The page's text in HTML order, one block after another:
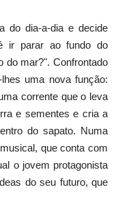
do dia-a-dia e decide
ir parar ao fundo do
do mar?". Confrontado
uma nova função:
corrente que o leva
e sementes e cria a
do sapato. Numa
que conta com
o jovem protagonista
do seu futuro, que